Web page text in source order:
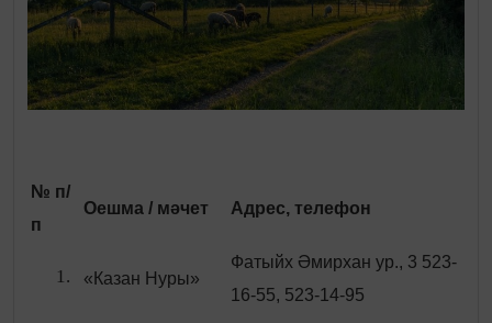
№ п/
п
Оешма / мәчет Адрес, телефон
«Казан Нуры»
Фатыйх Әмирхан ур., 3 523-
16-55, 523-14-95